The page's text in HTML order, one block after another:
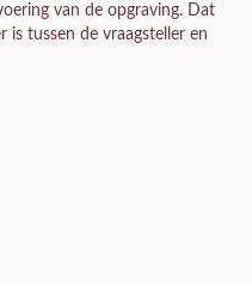
van de opgraving. Dat
is tussen de vraagsteller en